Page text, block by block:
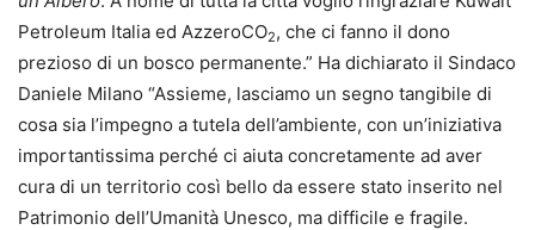
Petroleum Italia ed AzzeroCO2, che ci fanno il dono
prezioso di un bosco permanente.” Ha dichiarato il Sindaco
Daniele Milano “Assieme, lasciamo un segno tangibile di
cosa sia l’impegno a tutela dell’ambiente, con un’iniziativa
importantissima perché ci aiuta concretamente ad aver
cura di un territorio così bello da essere stato inserito nel
Patrimonio dell’Umanità Unesco, ma difficile e fragile.